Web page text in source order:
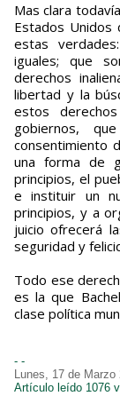
Mas clara
Estados Unidos
estas
iguales; que
derechos
libertad y la
estos
gobiernos,
consentimiento
una forma de
principios, el
e instituir un
principios, y a
juicio ofrecerá
seguridad y
Todo ese
es la que
clase política
- -
Lunes, 17 de Marzo
Artículo leído 1076